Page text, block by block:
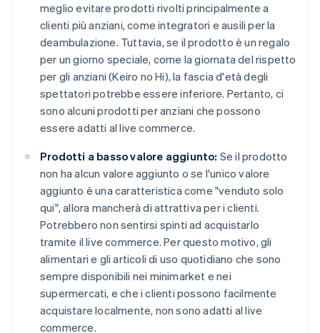
meglio evitare prodotti rivolti principalmente a
clienti più anziani, come integratori e ausili per la
deambulazione. Tuttavia, se il prodotto è un regalo
per un giorno speciale, come la giornata del rispetto
per gli anziani (Keiro no Hi), la fascia d'età degli
spettatori potrebbe essere inferiore. Pertanto, ci
sono alcuni prodotti per anziani che possono
essere adatti al live commerce.
Prodotti a basso valore aggiunto: Se il prodotto
non ha alcun valore aggiunto o se l'unico valore
aggiunto è una caratteristica come "venduto solo
qui", allora mancherà di attrattiva per i clienti.
Potrebbero non sentirsi spinti ad acquistarlo
tramite il live commerce. Per questo motivo, gli
alimentari e gli articoli di uso quotidiano che sono
sempre disponibili nei minimarket e nei
supermercati, e che i clienti possono facilmente
acquistare localmente, non sono adatti al live
commerce.